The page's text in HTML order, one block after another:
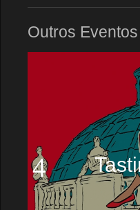
Outros Eventos